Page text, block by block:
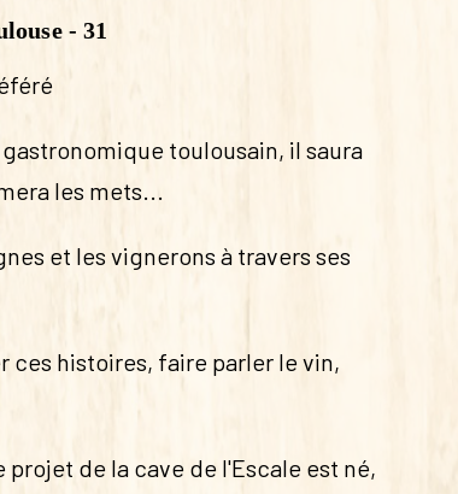
- 31
toulousain, il saura
les mets...
et les vignerons à travers ses
ces histoires, faire parler le vin,
de la cave de l'Escale est né,